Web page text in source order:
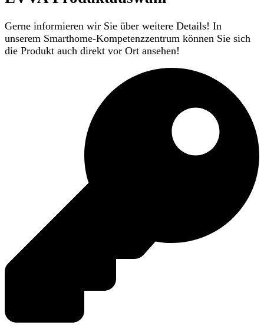
Gerne informieren wir Sie über weitere Details! In
unserem Smarthome-Kompetenzzentrum können Sie sich
die Produkt auch direkt vor Ort ansehen!